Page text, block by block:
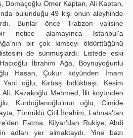
Domaçoğlu Ömer Kaptan, Ali Kaptan,
bulunduğu 49 kişi onun aleyhinde
Bunlar önce Trabzon valisine
netice alamayınca İstanbul'a
bir çok kimseyi öldürttüğünü
de sunmuşlardı. Listede eski
İbrahim Ağa, Boynuyoğunlu
Hasan, Çukur köyünden İmam
oğlu, Kırbaş bölükbaşı, Kesim
Ali, Kazakoğlu Mehmed, İlit köyünden
Kurdoğlanoğlu’nun oğlu, Cimide
Törnüklü Çitil İbrahim, Lahnas'tan
Fatma, Kilyar'dan Rukiye, Abdi
adları yer almaktaydı. Yine bazı